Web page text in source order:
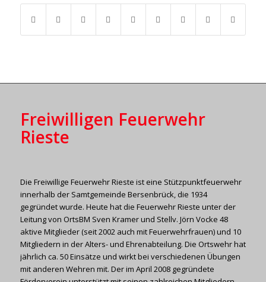
Freiwilligen Feuerwehr
Rieste
Die Freiwillige Feuerwehr Rieste ist eine Stützpunktfeuerwehr
innerhalb der Samtgemeinde Bersenbrück, die 1934
gegründet wurde. Heute hat die Feuerwehr Rieste unter der
Leitung von OrtsBM Sven Kramer und Stellv. Jörn Vocke 48
aktive Mitglieder (seit 2002 auch mit Feuerwehrfrauen) und 10
Mitgliedern in der Alters- und Ehrenabteilung. Die Ortswehr hat
jährlich ca. 50 Einsätze und wirkt bei verschiedenen Übungen
mit anderen Wehren mit. Der im April 2008 gegründete